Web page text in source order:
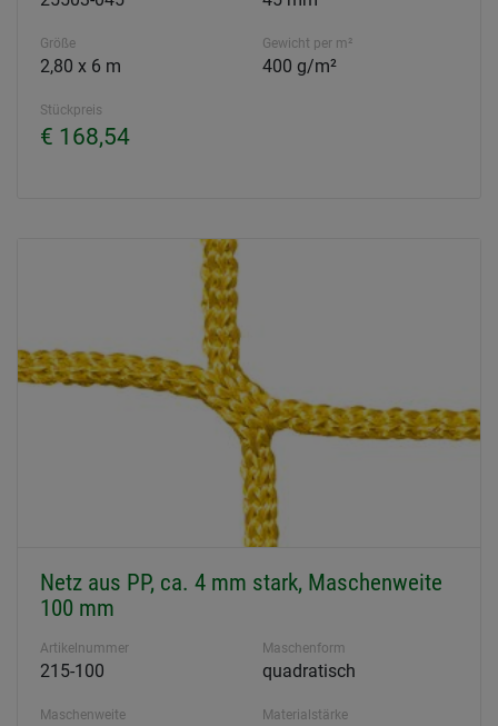
Größe
2,80 x 6 m
Gewicht per m²
400 g/m²
Stückpreis
€ 168,54
Netz aus PP, ca. 4 mm stark, Maschenweite
100 mm
Artikelnummer
215-100
Maschenform
quadratisch
Maschenweite Materialstärke